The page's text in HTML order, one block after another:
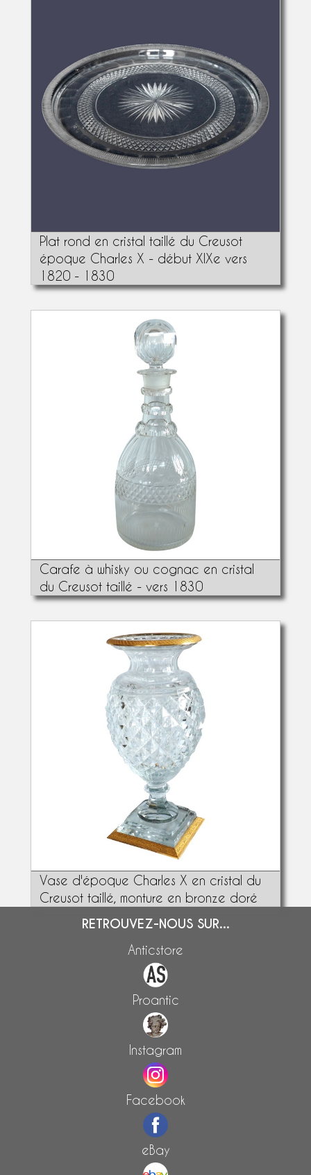
Plat rond en cristal taillé du Creusot
époque Charles X - début XIXe vers
1820 - 1830
Carafe à whisky ou cognac en cristal
du Creusot taillé - vers 1830
Vase d'époque Charles X en cristal du
Creusot taillé, monture en bronze doré
RETROUVEZ-NOUS SUR...
Anticstore
Proantic
Instagram
Facebook
eBay